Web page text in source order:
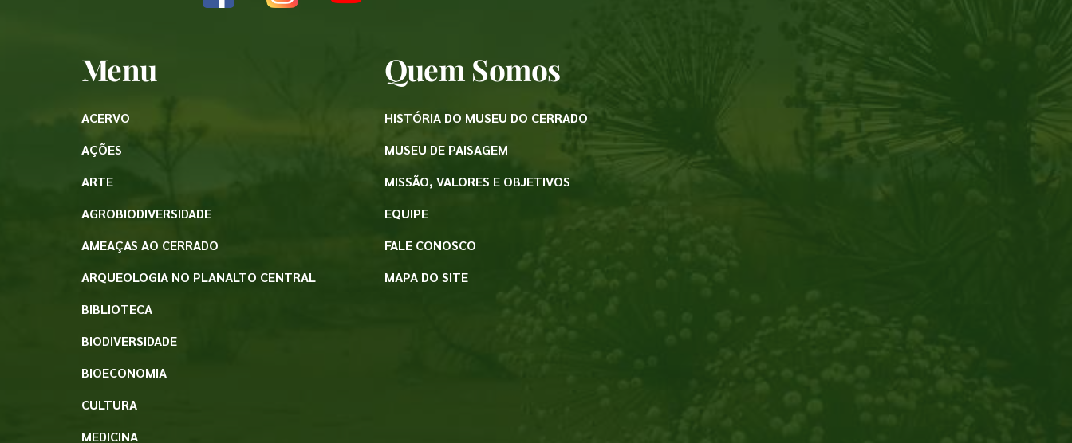
Menu
ACERVO
AÇÕES
ARTE
AGROBIODIVERSIDADE
AMEAÇAS AO CERRADO
ARQUEOLOGIA NO PLANALTO CENTRAL
BIBLIOTECA
BIODIVERSIDADE
BIOECONOMIA
CULTURA
MEDICINA
Quem Somos
HISTÓRIA DO MUSEU DO CERRADO
MUSEU DE PAISAGEM
MISSÃO, VALORES E OBJETIVOS
EQUIPE
FALE CONOSCO
MAPA DO SITE